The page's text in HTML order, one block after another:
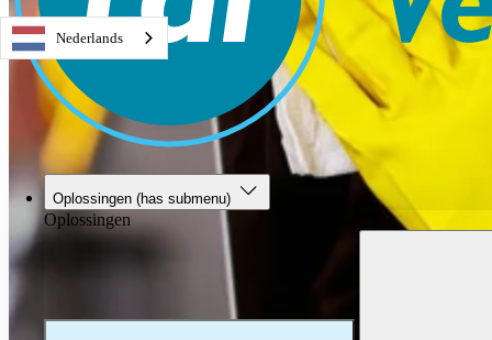
Nederlands
Oplossingen (has submenu)
Oplossingen